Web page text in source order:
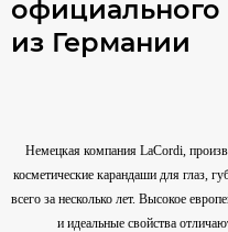
официального
из Германии
Немецкая компания LaCordi,
косметические карандаши для глаз,
всего за несколько лет. Высокое
и идеальные свойства